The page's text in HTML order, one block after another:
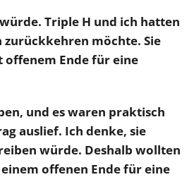
Triple H und ich hatten
zurückkehren möchte. Sie
Ende für eine
und es waren praktisch
auslief. Ich denke, sie
würde. Deshalb wollten
offenen Ende für eine